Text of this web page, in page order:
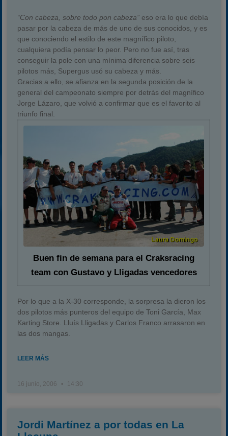
“Con cabeza, sobre todo pon cabeza” eso era lo que debía
pasar por la cabeza de más de uno de sus conocidos, y es
que conociendo el estilo de este magnífico piloto,
cualquiera podía pensar lo peor. Pero no fue así, tras
conseguir la pole con una mínima diferencia sobre seis
pilotos más, Supergus usó su cabeza y más.
Gracias a ello, se afianza en la segunda posición de la
general del campeonato siempre por detrás del magnífico
Jorge Lázaro, que volvió a confirmar que es el favorito al
triunfo final.
Buen fin de semana para el Craksracing
team con Gustavo y Lligadas vencedores
Por lo que a la X-30 corresponde, la sorpresa la dieron los
dos pilotos más punteros del equipo de Toni García, Max
Karting Store. Lluís Lligadas y Carlos Franco arrasaron en
las dos mangas.
LEER MÁS
16 junio, 2006 14:30
Jordi Martínez a por todas en La